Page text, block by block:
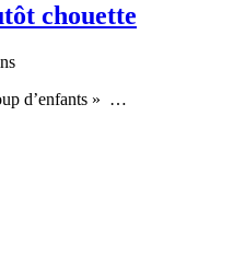
chouette
d’enfants » …